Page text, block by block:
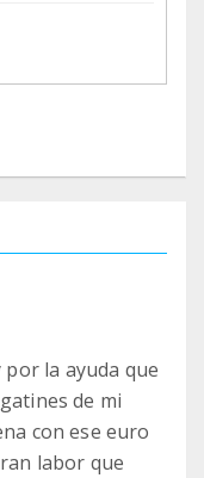
la ayuda que
de mi
con ese euro
labor que